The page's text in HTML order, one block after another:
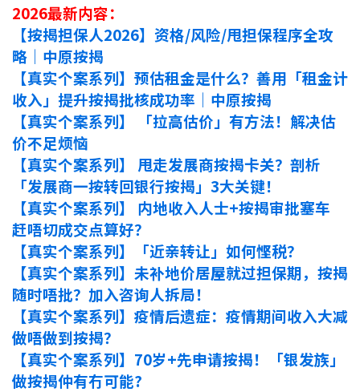
按揭计算
转按计算
置业预算
供款年期计算
工商铺按揭计算
印花税计算
免费物业估价
下载中心
按揭全面睇
新闻/研究
2026最新内容：
【按揭担保人2026】资格/风险/甩担保程序全攻
略｜中原按揭
【真实个案系列】预估租金是什么？善用「租金计
收入」提升按揭批核成功率｜中原按揭
【真实个案系列】 「拉高估价」有方法！解决估
价不足烦恼
【真实个案系列】 甩走发展商按揭卡关？剖析
「发展商一按转回银行按揭」3大关键！
【真实个案系列】 内地收入人士+按揭审批塞车
赶唔切成交点算好？
【真实个案系列】「近亲转让」如何悭税？
【真实个案系列】未补地价居屋就过担保期，按揭
随时唔批？加入咨询人拆局！
【真实个案系列】疫情后遗症：疫情期间收入大减
做唔做到按揭？
【真实个案系列】70岁+先申请按揭！「银发族」
做按揭仲有冇可能?